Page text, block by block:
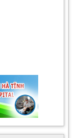
chuyên
liễu